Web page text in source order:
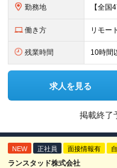
勤務地
働き方 リモー
残業時間 10時間
求人を見る
掲載終了
NEW 正社員 面接情報有
ランスタッド株式会社